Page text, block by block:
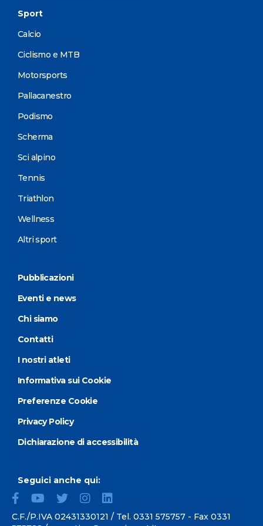
Sport
Calcio
Ciclismo e MTB
Motorsports
Pallacanestro
Podismo
Scherma
Sci alpino
Tennis
Triathlon
Wellness
Altri sport
Pubblicazioni
Eventi e news
Chi siamo
Contatti
I nostri atleti
Informativa sui Cookie
Preferenze Cookie
Privacy Policy
Dichiarazione di accessibilità
Seguici anche qui:
C.F./P.IVA 02431330121 / Tel. 0331 575757 - Fax 0331